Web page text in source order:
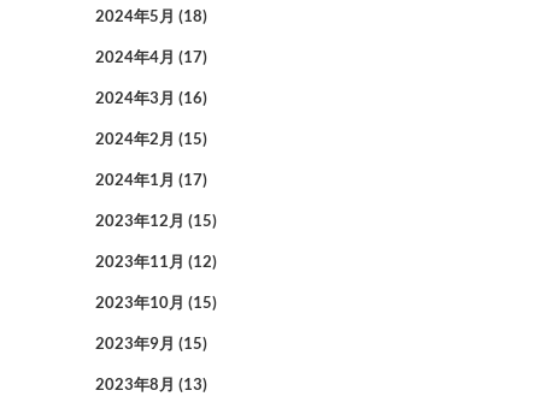
2024年5月 (18)
2024年4月 (17)
2024年3月 (16)
2024年2月 (15)
2024年1月 (17)
2023年12月 (15)
2023年11月 (12)
2023年10月 (15)
2023年9月 (15)
2023年8月 (13)